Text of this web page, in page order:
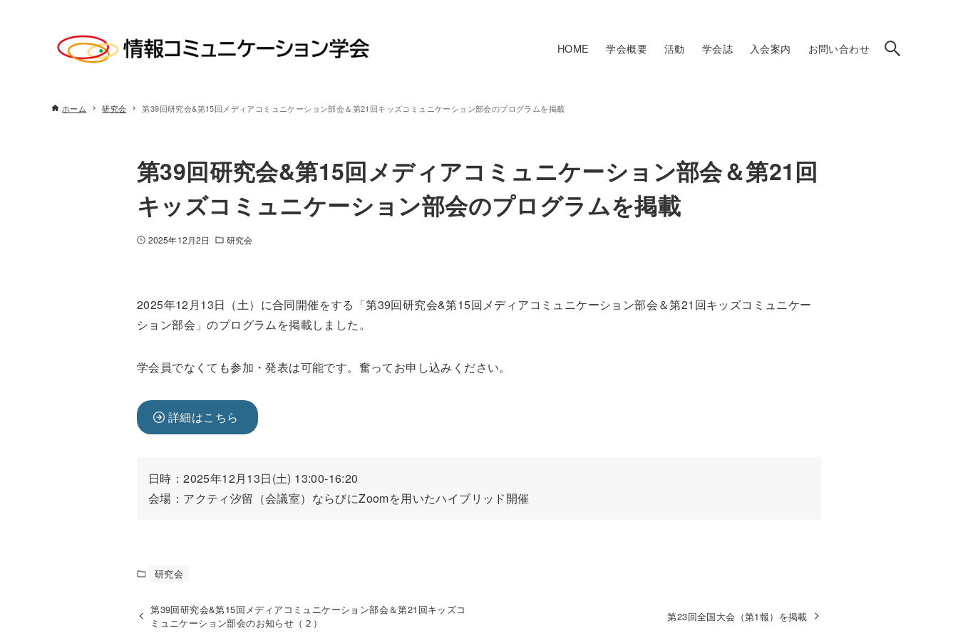
HOME 学会概要 活動 学会誌 入会案内 お問い合わせ
ホーム 研究会 第39回研究会&第15回メディアコミュニケーション部会＆第21回キッズコミュニケーション部会のプログラムを掲載
第39回研究会&第15回メディアコミュニケーション部会＆第21回
キッズコミュニケーション部会のプログラムを掲載
2025年12月2日 研究会
2025年12月13日（土）に合同開催をする「第39回研究会&第15回メディアコミュニケーション部会＆第21回キッズコミュニケー
ション部会」のプログラムを掲載しました。
学会員でなくても参加・発表は可能です。奮ってお申し込みください。
詳細はこちら
日時：2025年12月13日(土) 13:00-16:20
会場：アクティ汐留（会議室）ならびにZoomを用いたハイブリッド開催
研究会
第39回研究会&第15回メディアコミュニケーション部会＆第21回キッズコ
ミュニケーション部会のお知らせ（２）
第23回全国大会（第1報）を掲載